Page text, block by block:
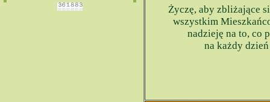
Życzę, aby zbliżające
wszystkim
nadzieję na to, co
na każdy